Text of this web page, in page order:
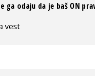
ga odaju da je baš ON
vest